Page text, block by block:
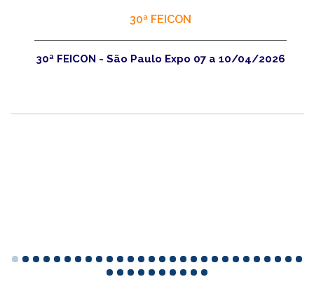
30ª FEICON
30ª FEICON - São Paulo Expo 07 a 10/04/2026